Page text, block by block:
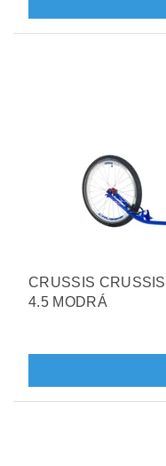
CRUSSIS
4.5 MODRÁ